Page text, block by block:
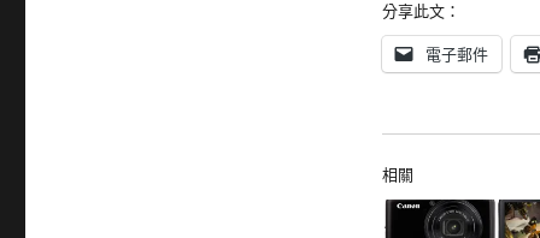
分享此文：
電子郵件
相關